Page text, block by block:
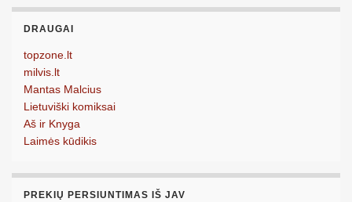
DRAUGAI
topzone.lt
milvis.lt
Mantas Malcius
Lietuviški komiksai
Aš ir Knyga
Laimės kūdikis
PREKIŲ PERSIUNTIMAS IŠ JAV